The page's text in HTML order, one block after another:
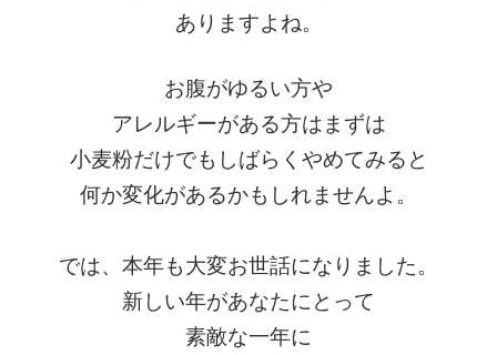
ありますよね。
お腹がゆるい方や
アレルギーがある方はまずは
小麦粉だけでもしばらくやめてみると
何か変化があるかもしれませんよ。
では、本年も大変お世話になりました。
新しい年があなたにとって
素敵な一年に